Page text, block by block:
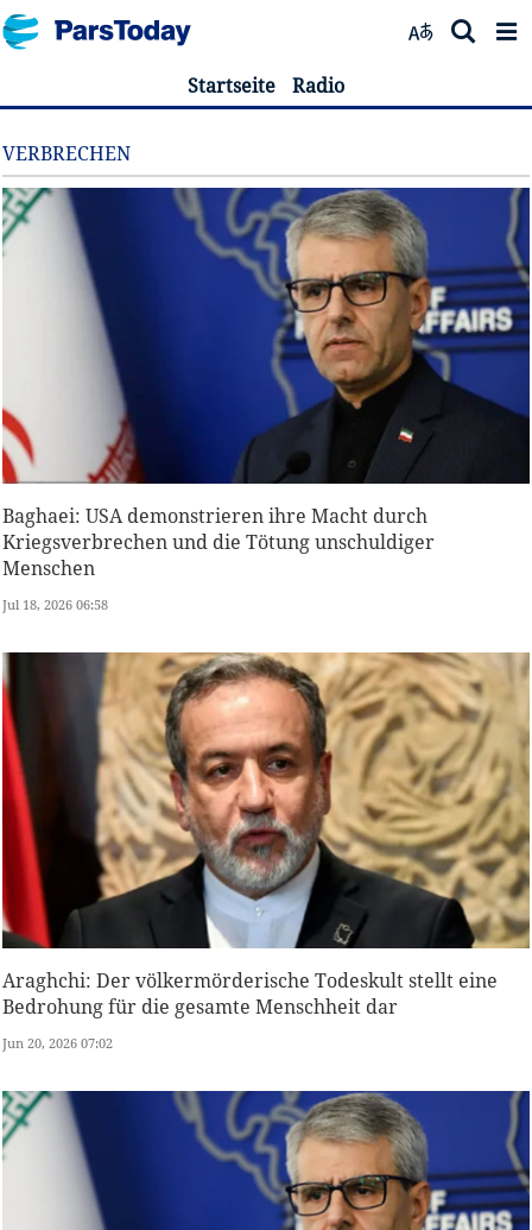
Startseite Radio
VERBRECHEN
Baghaei: USA demonstrieren ihre Macht durch
Kriegsverbrechen und die Tötung unschuldiger
Menschen
Jul 18, 2026 06:58
Araghchi: Der völkermörderische Todeskult stellt eine
Bedrohung für die gesamte Menschheit dar
Jun 20, 2026 07:02